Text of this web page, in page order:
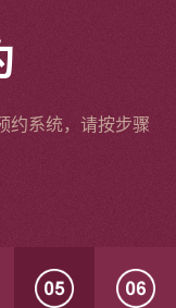
约系统，请按步骤